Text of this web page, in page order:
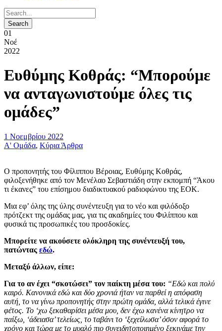
01
Νοέ
2022
Ευθύμης Κοθράς: “Μπορούμε
να ανταγωνιστούμε όλες τις
ομάδες”
1 Νοεμβρίου 2022
Α' Ομάδα, Κύρια Άρθρα
Ο προπονητής του Φίλιππου Βέροιας, Ευθύμης Κοθράς,
φιλοξενήθηκε από τον Μενέλαο Σεβαστιάδη στην εκπομπή “Άκου
τι έκανες” του επίσημου διαδικτυακού ραδιοφώνου της ΕΟΚ.
Μια εφ’ όλης της ύλης συνέντευξη για το νέο και φιλόδοξο
πρότζεκτ της ομάδας μας, για τις ακαδημίες του Φιλίππου και
φυσικά τις προσωπικές του προσδοκίες.
Μπορείτε να ακούσετε ολόκληρη της συνέντευξή του,
πατώντας εδώ.
Μεταξύ άλλων, είπε:
Για το αν έχει “σκοτώσει” τον παίκτη μέσα του: “Εδώ και πολύ
καιρό. Κανονικά εδώ και δύο χρονιά ήταν να παρθεί η απόφαση
αυτή, το να γίνω προπονητής στην πρώτη ομάδα, αλλά τελικά έγινε
φέτος. Το ‘χω ξεκαθαρίσει μέσα μου, δεν έχω κανένα κίνητρο να
παίξω, ‘άδειασα’ τελείως, το ταβάνι το ‘ξεχείλωσα’ όσον αφορά το
χρόνο και τώρα με το μυαλό πιο συνειδητοποιημένο ξεκινάμε την